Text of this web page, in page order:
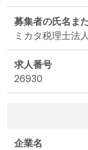
募集者の氏名ま
ミカタ税理士法人
求人番号
26930
企業名